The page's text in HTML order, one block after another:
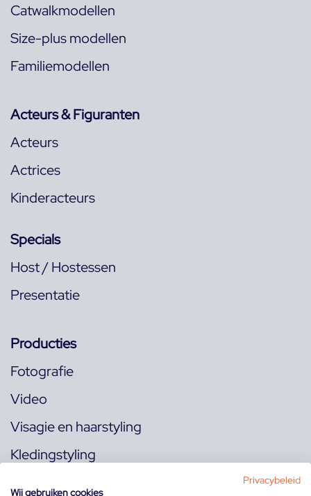
Catwalkmodellen
Size-plus modellen
Familiemodellen
Acteurs & Figuranten
Acteurs
Actrices
Kinderacteurs
Specials
Host / Hostessen
Presentatie
Producties
Fotografie
Video
Visagie en haarstyling
Kledingstyling
Privacybeleid
Wij gebruiken cookies